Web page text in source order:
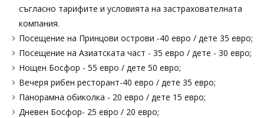
съгласно тарифите и условията на застрахователната
компания.
Посещение на Принцови острови -40 евро / дете 35 евро;
Посещение на Азиатската част - 35 евро / дете - 30 евро;
Нощен Босфор - 55 евро / дете 50 евро;
Вечеря рибен ресторант-40 евро / дете 35 евро;
Панорамна обиколка - 20 евро / дете 15 евро;
Дневен Босфор- 25 евро / 20 евро;